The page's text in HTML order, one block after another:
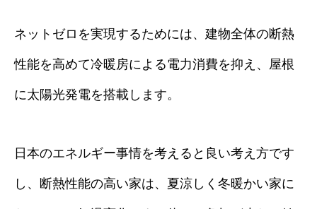
ネットゼロを実現するためには、建物全体の断熱
性能を高めて冷暖房による電力消費を抑え、屋根
に太陽光発電を搭載します。
日本のエネルギー事情を考えると良い考え方です
し、断熱性能の高い家は、夏涼しく冬暖かい家に